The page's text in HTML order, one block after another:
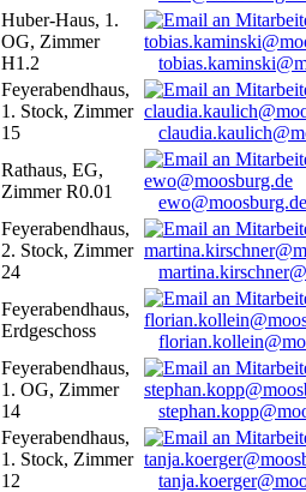
Huber-Haus, 1.
OG, Zimmer
H1.2
Feyerabendhaus,
1. Stock, Zimmer
15
Rathaus, EG,
Zimmer R0.01
ewo@moosburg.de
Feyerabendhaus,
2. Stock, Zimmer
24
Feyerabendhaus,
Erdgeschoss
Feyerabendhaus,
1. OG, Zimmer
14
Feyerabendhaus,
1. Stock, Zimmer
12